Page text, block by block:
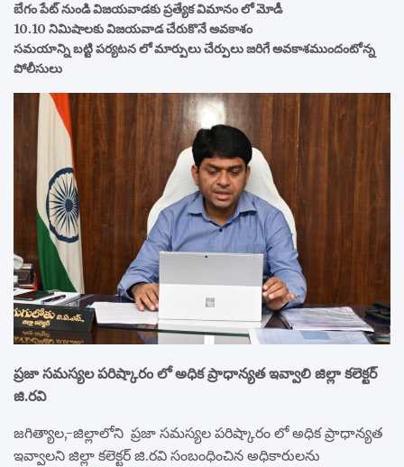
బేగం పేట్ నుండి విజయవాడకు ప్రత్యేక విమానం లో మోడీ
10.10 నిమిషాలకు విజయవాడ చేరుకొనే అవకాశం
సమయాన్ని బట్టి పర్యటన లో మార్పులు చేర్పులు జరిగే అవకాశముందంటోన్న
పోలీసులు
ప్రజా సమస్యల పరిష్కారం లో అధిక ప్రాధాన్యత ఇవ్వాలి జిల్లా కలెక్టర్
జి.రవి
జగిత్యాల,-జిల్లాలోని ప్రజా సమస్యల పరిష్కారం లో అధిక ప్రాధాన్యత
ఇవ్వాలని జిల్లా కలెక్టర్ జి.రవి సంబంధించిన అధికారులను